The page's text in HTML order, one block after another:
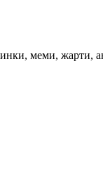
меми, жарти,